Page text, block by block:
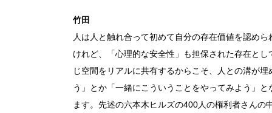
竹田
人は人と触れ合って初めて自分の存在価値を認め
けれど、「心理的な安全性」も担保された存在と
じ空間をリアルに共有するからこそ、人との溝が
う」とか「一緒にこういうことをやってみよう」
ます。先述の六本木ヒルズの400人の権利者さん